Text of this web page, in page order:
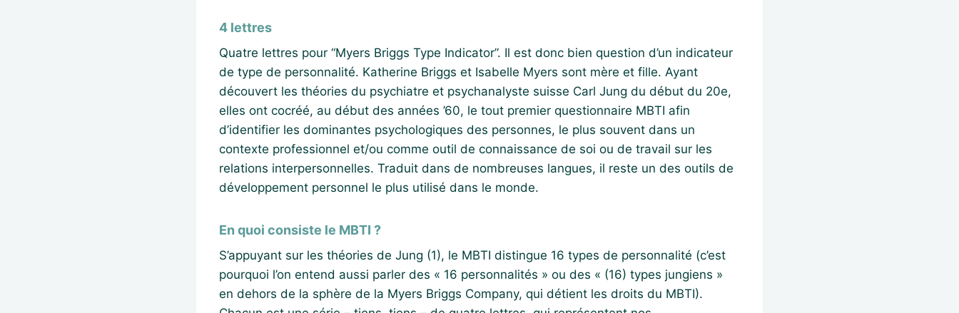
4 lettres
Quatre lettres pour “Myers Briggs Type Indicator”. Il est donc bien question d’un indicateur
de type de personnalité. Katherine Briggs et Isabelle Myers sont mère et fille. Ayant
découvert les théories du psychiatre et psychanalyste suisse Carl Jung du début du 20e,
elles ont cocréé, au début des années ’60, le tout premier questionnaire MBTI afin
d’identifier les dominantes psychologiques des personnes, le plus souvent dans un
contexte professionnel et/ou comme outil de connaissance de soi ou de travail sur les
relations interpersonnelles. Traduit dans de nombreuses langues, il reste un des outils de
développement personnel le plus utilisé dans le monde.
En quoi consiste le MBTI ?
S’appuyant sur les théories de Jung (1), le MBTI distingue 16 types de personnalité (c’est
pourquoi l’on entend aussi parler des « 16 personnalités » ou des « (16) types jungiens »
en dehors de la sphère de la Myers Briggs Company, qui détient les droits du MBTI).